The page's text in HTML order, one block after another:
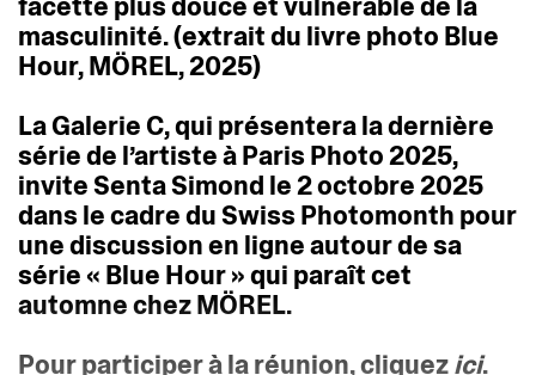
facette plusdouceetvulnérablede la
masculinité.(extraitdu livre photo Blue
Hour,MÖREL,2025)
LaGalerie C,qui présenteraladernière
sériede l’artisteàParis Photo2025,
inviteSentaSimond le2octobre2025
dans lecadreduSwiss Photomonth pour
unediscussionen ligneautourdesa
série« Blue Hour»qui paraîtcet
automnechezMÖREL.
Pourparticiperàlaréunion,cliquezici.